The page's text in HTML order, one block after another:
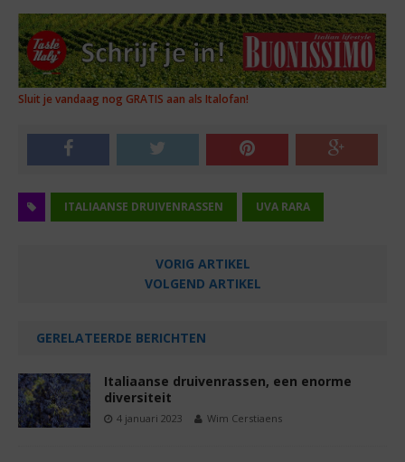
Sluit je vandaag nog GRATIS aan als Italofan!
ITALIAANSE DRUIVENRASSEN UVA RARA
VORIG ARTIKEL
VOLGEND ARTIKEL
GERELATEERDE BERICHTEN
Italiaanse druivenrassen, een enorme
diversiteit
4 januari 2023 Wim Cerstiaens